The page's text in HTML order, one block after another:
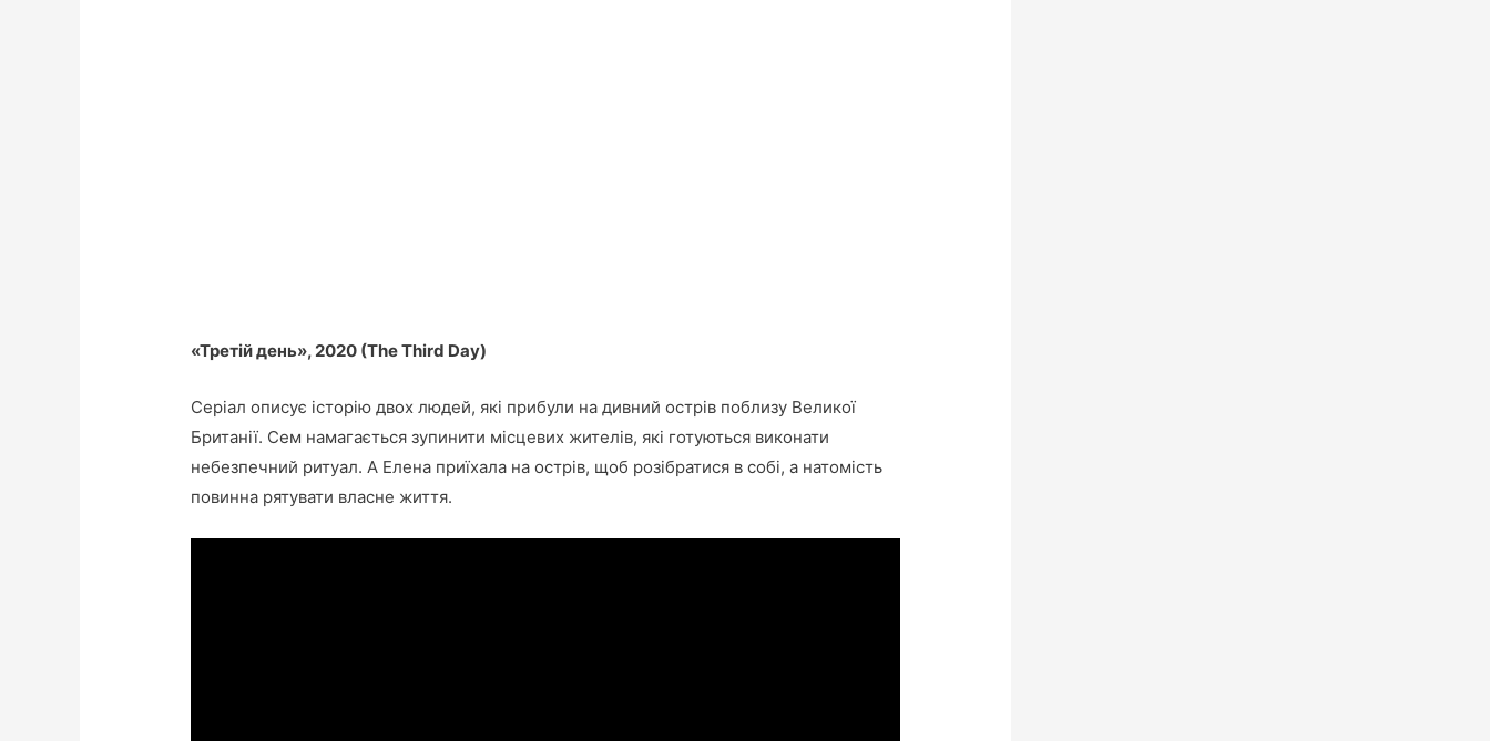
«Третій день», 2020 (The Third Day)
Серіал описує історію двох людей, які прибули на дивний острів поблизу Великої
Британії. Сем намагається зупинити місцевих жителів, які готуються виконати
небезпечний ритуал. А Елена приїхала на острів, щоб розібратися в собі, а натомість
повинна рятувати власне життя.